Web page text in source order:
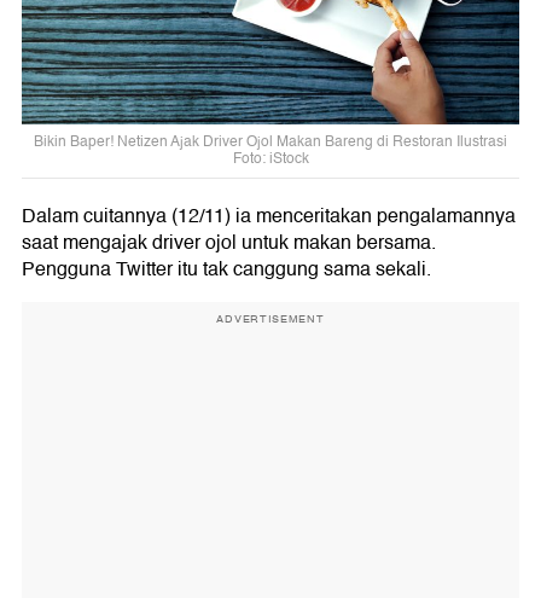
Bikin Baper! Netizen Ajak Driver Ojol Makan Bareng di Restoran Ilustrasi
Foto: iStock
Dalam cuitannya (12/11) ia menceritakan pengalamannya
saat mengajak driver ojol untuk makan bersama.
Pengguna Twitter itu tak canggung sama sekali.
ADVERTISEMENT